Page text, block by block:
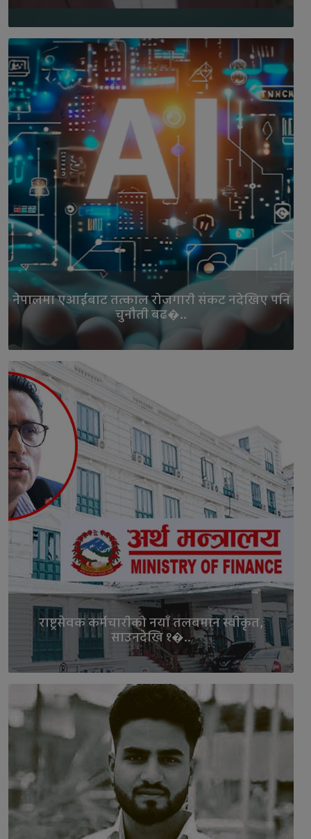
नेपालमा एआईबाट तत्काल रोजगारी संकट नदेखिए पनि
चुनौती बढ�..
राष्ट्रसेवक कर्मचारीको नयाँ तलबमान स्वीकृत,
साउनदेखि १�..